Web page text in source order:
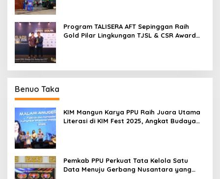
Program TALISERA AFT Sepinggan Raih
Gold Pilar Lingkungan TJSL & CSR Award
Benuo Taka
KIM Mangun Karya PPU Raih Juara Utama
Literasi di KIM Fest 2025, Angkat Budaya
Pemkab PPU Perkuat Tata Kelola Satu
Data Menuju Gerbang Nusantara yang